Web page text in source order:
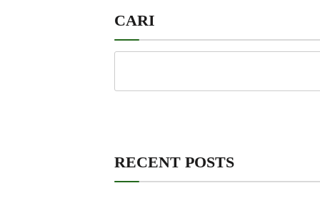
CARI
RECENT POSTS